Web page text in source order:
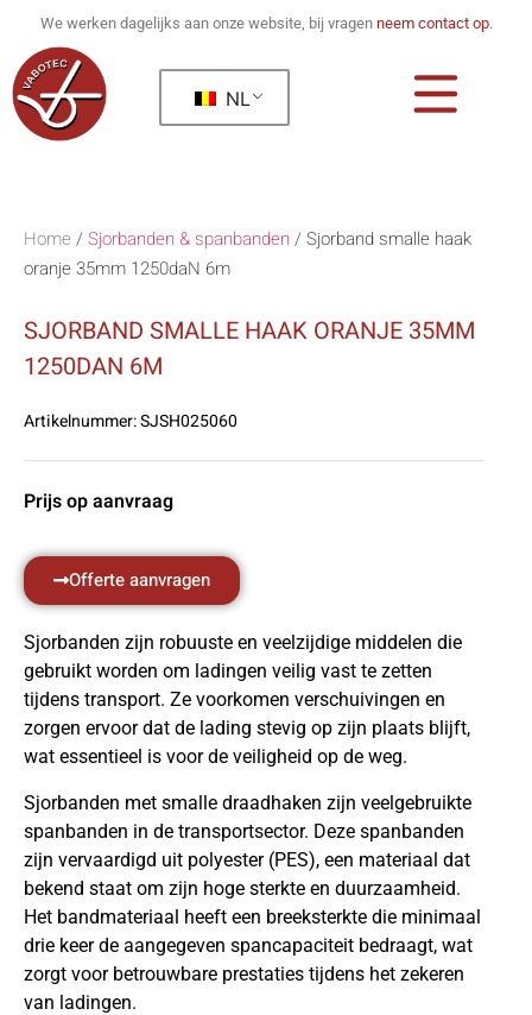
We werken dagelijks aan onze website, bij vragen neem contact op.
NL
Home /Sjorbanden & spanbanden /Sjorband smalle haak
oranje 35mm 1250daN 6m
SJORBAND SMALLE HAAK ORANJE 35MM
1250DAN 6M
Artikelnummer:SJSH025060
Prijs op aanvraag
Offerte aanvragen
Sjorbanden zijn robuuste en veelzijdige middelen die
gebruikt worden om ladingen veilig vast te zetten
tijdens transport. Ze voorkomen verschuivingen en
zorgen ervoor dat de lading stevig op zijn plaats blijft,
wat essentieel is voor de veiligheid op de weg.
Sjorbanden met smalle draadhaken zijn veelgebruikte
spanbanden in de transportsector. Deze spanbanden
zijn vervaardigd uit polyester (PES), een materiaal dat
bekend staat om zijn hoge sterkte en duurzaamheid.
Het bandmateriaal heeft een breeksterkte die minimaal
drie keer de aangegeven spancapaciteit bedraagt, wat
zorgt voor betrouwbare prestaties tijdens het zekeren
van ladingen.